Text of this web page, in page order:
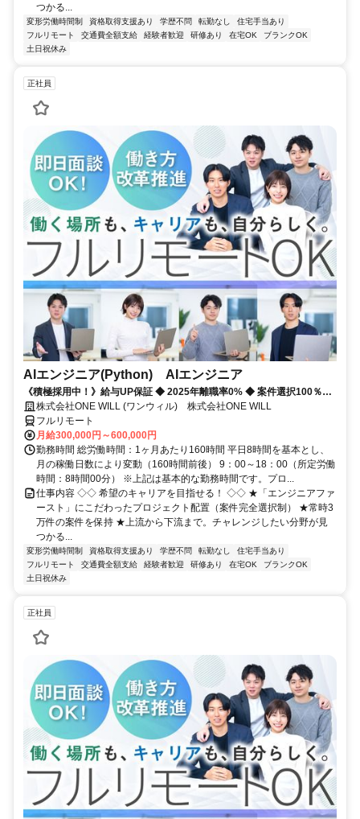
つかる...
変形労働時間制 資格取得支援あり 学歴不問 転勤なし
住宅手当あり
フルリモート
交通費全額支給 経験者歓迎 研修あり 在宅OK
ブランクOK
土日祝休み
正社員
AIエンジニア(Python) AIエンジニア
《積極採用中！》給与UP保証 ◆ 2025年離職率0% ◆ 案件選択100％！
◆ 平均残業7時間！
株式会社ONE WILL (ワンウィル) 株式会社ONE WILL
フルリモート
月給300,000円～600,000円
勤務時間 総労働時間：1ヶ月あたり160時間 平日8時間を基本とし、
月の稼働日数により変動（160時間前後） 9：00～18：00（所定労働
時間：8時間00分） ※上記は基本的な勤務時間です。プロ...
仕事内容 ◇◇ 希望のキャリアを目指せる！ ◇◇ ★「エンジニアファ
ースト」にこだわったプロジェクト配置（案件完全選択制） ★常時3
万件の案件を保持 ★上流から下流まで。チャレンジしたい分野が見
つかる...
変形労働時間制 資格取得支援あり 学歴不問 転勤なし
住宅手当あり
フルリモート
交通費全額支給 経験者歓迎 研修あり 在宅OK
ブランクOK
土日祝休み
正社員